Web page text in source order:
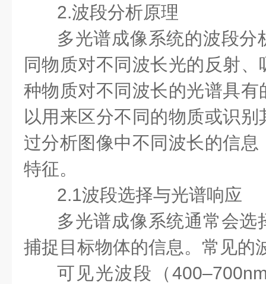
2.波段分析原理
多光谱成像系统的波段分
同物质对不同波长光的反射
种物质对不同波长的光谱具
以用来区分不同的物质或识
过分析图像中不同波长的信
特征。
2.1波段选择与光谱响应
多光谱成像系统通常会选
捕捉目标物体的信息。常见
可见光波段（